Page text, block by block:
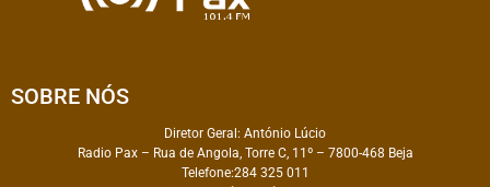
SOBRE NÓS
Diretor Geral: António Lúcio
Radio Pax – Rua de Angola, Torre C, 11º – 7800-468 Beja
Telefone:284 325 011